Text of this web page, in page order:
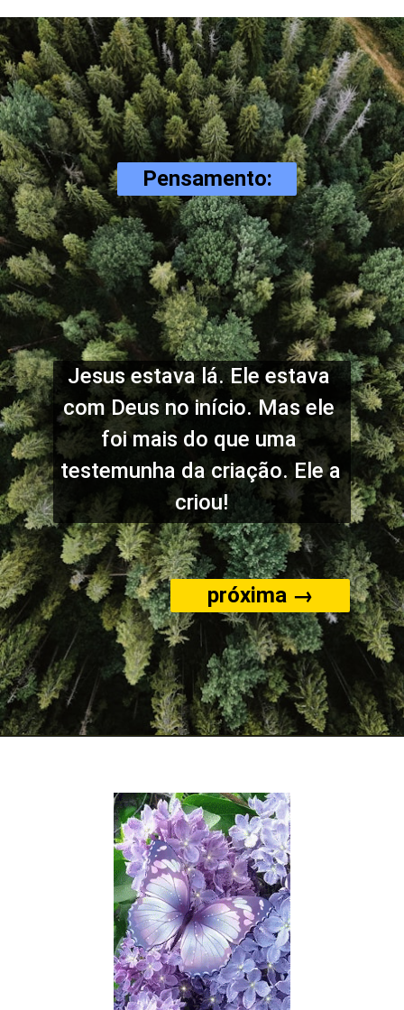
Jesus estava lá. Ele estava
com Deus no início. Mas ele
foi mais do que uma
testemunha da criação. Ele a
criou!
próxima →
Pensamento: